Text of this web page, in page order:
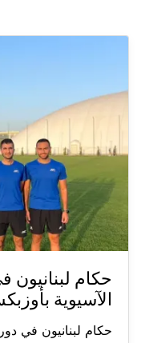
حكام لبنانيون
الآسيوية
حكام لبنانيون في